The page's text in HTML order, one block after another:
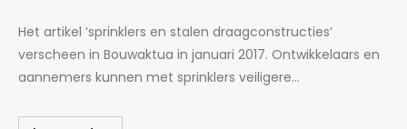
Het artikel ‘sprinklers en stalen draagconstructies’
verscheen in Bouwaktua in januari 2017. Ontwikkelaars en
aannemers kunnen met sprinklers veiligere...